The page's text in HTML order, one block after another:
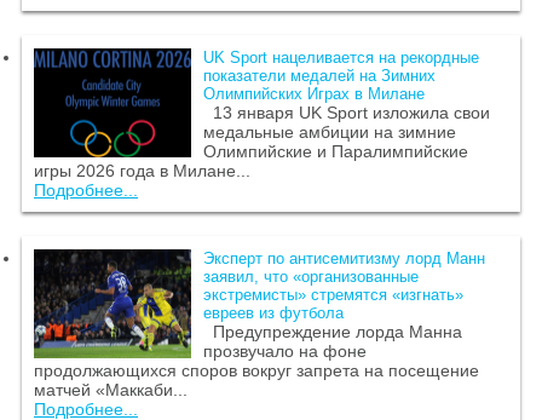
UK Sport нацеливается на рекордные
показатели медалей на Зимних
Олимпийских Играх в Милане
13 января UK Sport изложила свои
медальные амбиции на зимние
Олимпийские и Паралимпийские
игры 2026 года в Милане...
Подробнее...
Эксперт по антисемитизму лорд Манн
заявил, что «организованные
экстремисты» стремятся «изгнать»
евреев из футбола
Предупреждение лорда Манна
прозвучало на фоне
продолжающихся споров вокруг запрета на посещение
матчей «Маккаби...
Подробнее...